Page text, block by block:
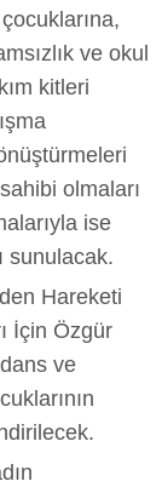
ve okul
kitleri
olmaları
ise
sunulacak.
Hareketi
İçin Özgür
ve